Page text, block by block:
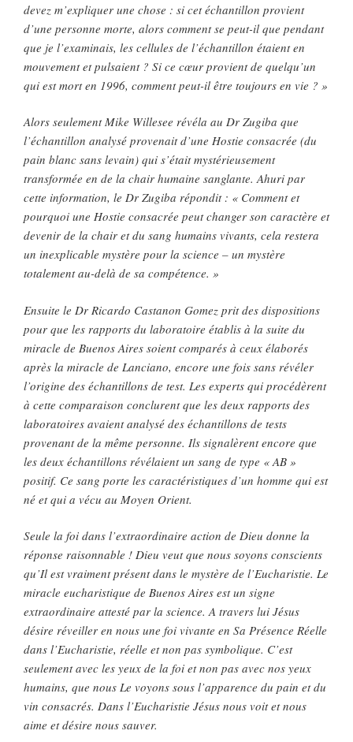
devez m’expliquer une chose : si cet échantillon provient
d’une personne morte, alors comment se peut-il que pendant
que je l’examinais, les cellules de l’échantillon étaient en
mouvement et pulsaient ? Si ce cœur provient de quelqu’un
qui est mort en 1996, comment peut-il être toujours en vie ? »
Alors seulement Mike Willesee révéla au Dr Zugiba que
l’échantillon analysé provenait d’une Hostie consacrée (du
pain blanc sans levain) qui s’était mystérieusement
transformée en de la chair humaine sanglante. Ahuri par
cette information, le Dr Zugiba répondit : « Comment et
pourquoi une Hostie consacrée peut changer son caractère et
devenir de la chair et du sang humains vivants, cela restera
un inexplicable mystère pour la science – un mystère
totalement au-delà de sa compétence. »
Ensuite le Dr Ricardo Castanon Gomez prit des dispositions
pour que les rapports du laboratoire établis à la suite du
miracle de Buenos Aires soient comparés à ceux élaborés
après la miracle de Lanciano, encore une fois sans révéler
l’origine des échantillons de test. Les experts qui procédèrent
à cette comparaison conclurent que les deux rapports des
laboratoires avaient analysé des échantillons de tests
provenant de la même personne. Ils signalèrent encore que
les deux échantillons révélaient un sang de type « AB »
positif. Ce sang porte les caractéristiques d’un homme qui est
né et qui a vécu au Moyen Orient.
Seule la foi dans l’extraordinaire action de Dieu donne la
réponse raisonnable ! Dieu veut que nous soyons conscients
qu’Il est vraiment présent dans le mystère de l’Eucharistie. Le
miracle eucharistique de Buenos Aires est un signe
extraordinaire attesté par la science. A travers lui Jésus
désire réveiller en nous une foi vivante en Sa Présence Réelle
dans l’Eucharistie, réelle et non pas symbolique. C’est
seulement avec les yeux de la foi et non pas avec nos yeux
humains, que nous Le voyons sous l’apparence du pain et du
vin consacrés. Dans l’Eucharistie Jésus nous voit et nous
aime et désire nous sauver.